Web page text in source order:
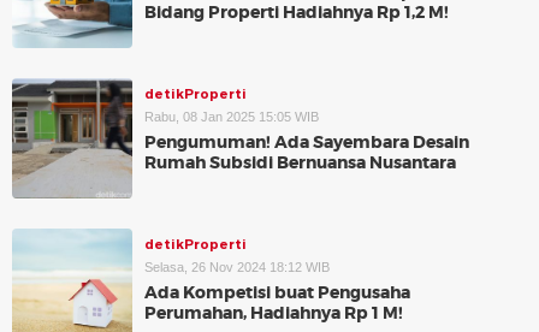
Bidang Properti Hadiahnya Rp 1,2 M!
detikProperti
Rabu, 08 Jan 2025 15:05 WIB
Pengumuman! Ada Sayembara Desain
Rumah Subsidi Bernuansa Nusantara
detikProperti
Selasa, 26 Nov 2024 18:12 WIB
Ada Kompetisi buat Pengusaha
Perumahan, Hadiahnya Rp 1 M!